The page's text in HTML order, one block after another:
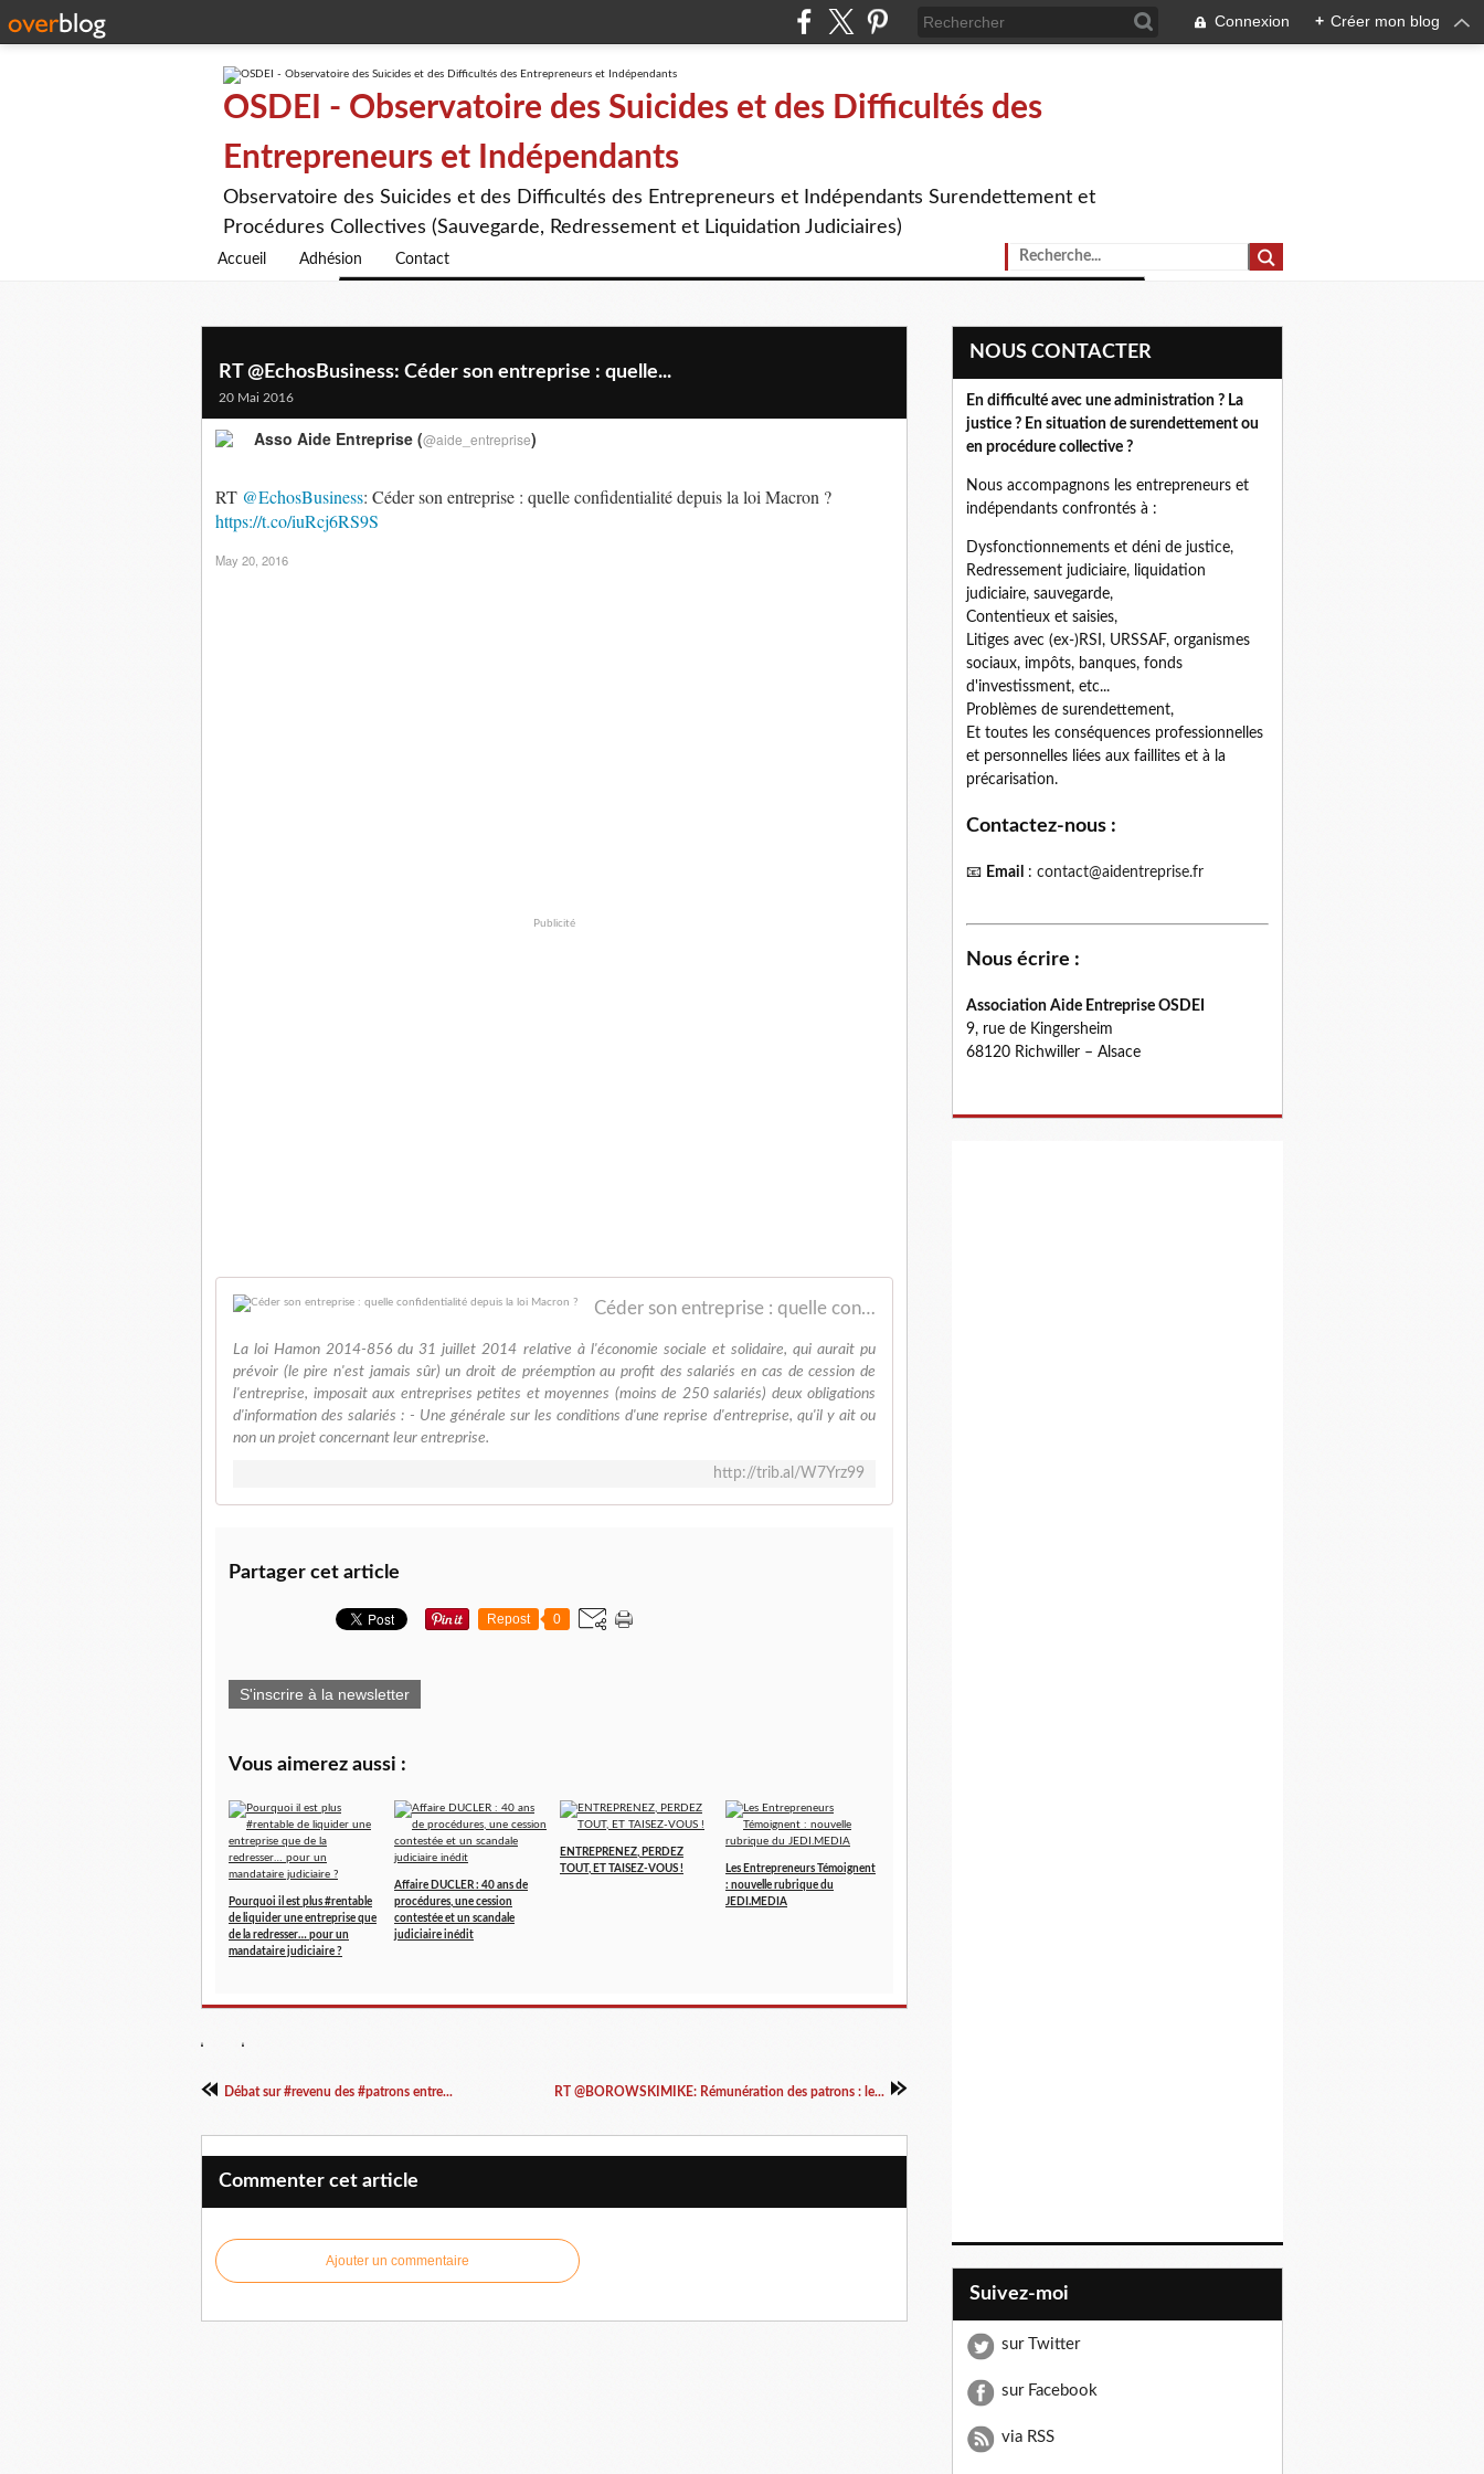
Connexion + Créer mon blog
OSDEI - Observatoire des Suicides et des Difficultés des
Entrepreneurs et Indépendants
Observatoire des Suicides et des Difficultés des Entrepreneurs et Indépendants Surendettement et
Procédures Collectives (Sauvegarde, Redressement et Liquidation Judiciaires)
Accueil Adhésion Contact
RT @EchosBusiness: Céder son entreprise : quelle...
20 Mai 2016
RT @EchosBusiness: Céder son entreprise : quelle confidentialité depuis la loi Macron ?
https://t.co/iuRcj6RS9S
Asso Aide Entreprise (@aide_entreprise)
May 20, 2016
Publicité
Céder son entreprise : quelle confidentialité depuis la loi Macron ?
La loi Hamon 2014-856 du 31 juillet 2014 relative à l'économie sociale et solidaire, qui aurait pu
prévoir (le pire n'est jamais sûr) un droit de préemption au profit des salariés en cas de cession de
l'entreprise, imposait aux entreprises petites et moyennes (moins de 250 salariés) deux obligations
d'information des salariés : - Une générale sur les conditions d'une reprise d'entreprise, qu'il y ait ou
non un projet concernant leur entreprise.
http://trib.al/W7Yrz99
Partager cet article
Repost 0
S'inscrire à la newsletter
Vous aimerez aussi :
Pourquoi il est plus #rentable
de liquider une entreprise que
de la redresser… pour un
mandataire judiciaire ?
Affaire DUCLER : 40 ans de
procédures, une cession
contestée et un scandale
judiciaire inédit
ENTREPRENEZ, PERDEZ
TOUT, ET TAISEZ-VOUS !
Les Entrepreneurs Témoignent
: nouvelle rubrique du
JEDI.MEDIA
Débat sur #revenu des #patrons entre... RT @BOROWSKIMIKE: Rémunération des patrons : le...
Commenter cet article
Ajouter un commentaire
NOUS CONTACTER
En difficulté avec une administration ? La
justice ? En situation de surendettement ou
en procédure collective ?
Nous accompagnons les entrepreneurs et
indépendants confrontés à :
Dysfonctionnements et déni de justice,
Redressement judiciaire, liquidation
judiciaire, sauvegarde,
Contentieux et saisies,
Litiges avec (ex-)RSI, URSSAF, organismes
sociaux, impôts, banques, fonds
d'investissment, etc...
Problèmes de surendettement,
Et toutes les conséquences professionnelles
et personnelles liées aux faillites et à la
précarisation.
Contactez-nous :
📧 Email : contact@aidentreprise.fr
Nous écrire :
Association Aide Entreprise OSDEI
9, rue de Kingersheim
68120 Richwiller – Alsace
Suivez-moi
sur Twitter
sur Facebook
via RSS